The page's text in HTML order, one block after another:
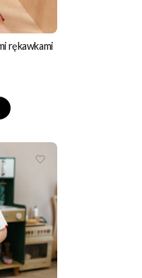
rękawkami